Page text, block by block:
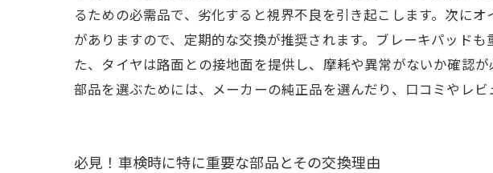
るための必需品で、劣化すると視界不良を引き起こします。次に
がありますので、定期的な交換が推奨されます。ブレーキパッド
た、タイヤは路面との接地面を提供し、摩耗や異常がないか確認
部品を選ぶためには、メーカーの純正品を選んだり、口コミやレビ
必見！車検時に特に重要な部品とその交換理由